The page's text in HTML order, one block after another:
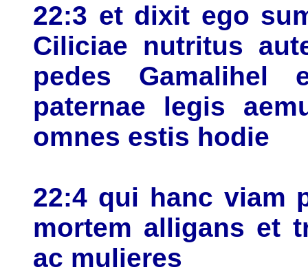
22:3 et dixit ego
Ciliciae nutritus
pedes Gamalihel
paternae legis
omnes estis hodie
22:4 qui hanc viam
mortem alligans et
ac mulieres